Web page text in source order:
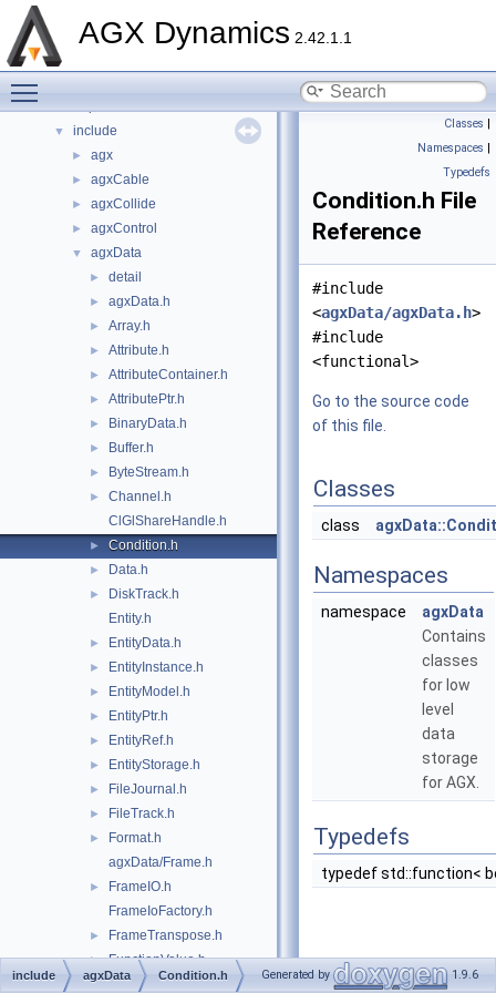
AGX Dynamics 2.42.1.1
► Classes
▼ Files
▼ File List
▼ include
► agx
► agxCable
► agxCollide
► agxControl
▼ agxData
► detail
► agxData.h
► Array.h
► Attribute.h
► AttributeContainer.h
► AttributePtr.h
► BinaryData.h
► Buffer.h
► ByteStream.h
►
Channel.h
ClGlShareHandle.h
► Condition.h
► Data.h
►
DiskTrack.h
Entity.h
► EntityData.h
► EntityInstance.h
► EntityModel.h
► EntityPtr.h
► EntityRef.h
► EntityStorage.h
► FileJournal.h
► FileTrack.h
►
Format.h
agxData/Frame.h
►
FrameIO.h
FrameIoFactory.h
► FrameTranspose.h
► FunctionValue.h
agxData/HashSet.h
Classes |
Namespaces |
Typedefs
Condition.h File
Reference
#include
<agxData/agxData.h>
#include
<functional>
Go to the source code
of this file.
Classes
class
Namespaces
namespace
agxData
Contains
classes
for low
level
data
storage
for AGX.
Typedefs
typedef std::function<
include agxData Condition.h Generated by 1.9.6